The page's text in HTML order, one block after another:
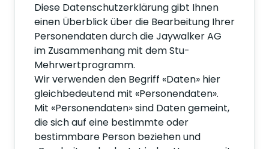
Diese Datenschutzerklärung gibt Ihnen
einen Überblick über die Bearbeitung Ihrer
Personendaten durch die Jaywalker AG
im Zusammenhang mit dem Stu-
Mehrwertprogramm.
Wir verwenden den Begriff «Daten» hier
gleichbedeutend mit «Personendaten».
Mit «Personendaten» sind Daten gemeint,
die sich auf eine bestimmte oder
bestimmbare Person beziehen und